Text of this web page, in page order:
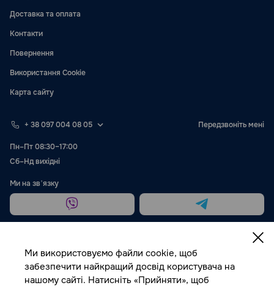
Доставка та оплата
Контакти
Повернення
Використання Cookie
Карта сайту
+ 38 097 004 08 05 Передзвоніть мені
Пн–Пт 08:30–17:00
Сб–Нд вихідні
Ми на звʼязку
Публічна оферта
Ми використовуємо файли cookie, щоб
забезпечити найкращий досвід користувача на
нашому сайті. Натисніть «Прийняти», щоб